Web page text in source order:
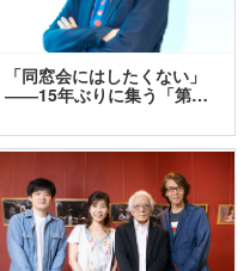
「同窓会にはしたくない」
――15年ぶりに集う「第…